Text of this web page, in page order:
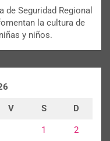
de Seguridad Regional
la cultura de
y niños.
V S D
1 2